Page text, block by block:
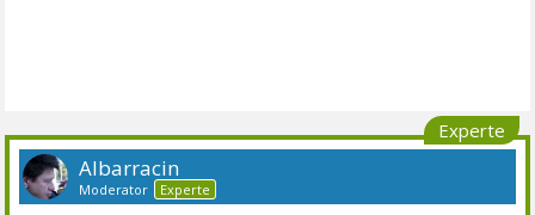
Experte
Albarracin
Moderator Experte